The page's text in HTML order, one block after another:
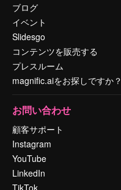
ブログ
イベント
Slidesgo
コンテンツを販売する
プレスルーム
magnific.aiをお探しですか？
お問い合わせ
顧客サポート
Instagram
YouTube
LinkedIn
TikTok